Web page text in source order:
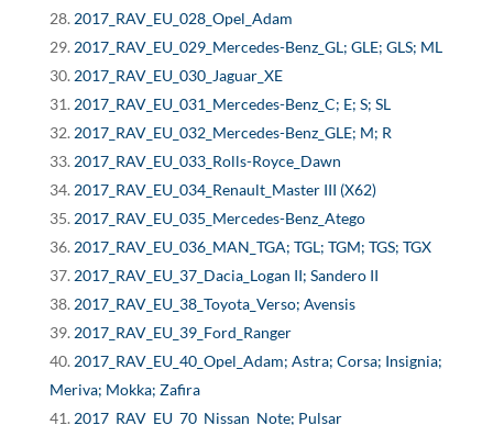
2017_RAV_EU_028_Opel_Adam
2017_RAV_EU_029_Mercedes-Benz_GL; GLE; GLS; ML
2017_RAV_EU_030_Jaguar_XE
2017_RAV_EU_031_Mercedes-Benz_C; E; S; SL
2017_RAV_EU_032_Mercedes-Benz_GLE; M; R
2017_RAV_EU_033_Rolls-Royce_Dawn
2017_RAV_EU_034_Renault_Master III (X62)
2017_RAV_EU_035_Mercedes-Benz_Atego
2017_RAV_EU_036_MAN_TGA; TGL; TGM; TGS; TGX
2017_RAV_EU_37_Dacia_Logan II; Sandero II
2017_RAV_EU_38_Toyota_Verso; Avensis
2017_RAV_EU_39_Ford_Ranger
2017_RAV_EU_40_Opel_Adam; Astra; Corsa; Insignia;
Meriva; Mokka; Zafira
2017_RAV_EU_70_Nissan_Note; Pulsar